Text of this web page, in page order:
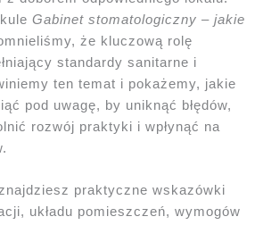
Gabinet stomatologiczny – jakie
że kluczową rolę
standardy sanitarne i
ten temat i pokażemy, jakie
pod uwagę, by uniknąć błędów,
rozwój praktyki i wpłynąć na
praktyczne wskazówki
układu pomieszczeń, wymogów